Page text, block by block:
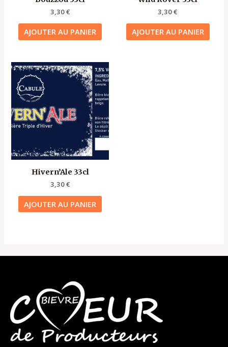
3,30€
AJOUTER AU PANIER
3,30€
AJOUTER AU PANIER
Hivern’Ale 33cl
3,30€
AJOUTER AU PANIER